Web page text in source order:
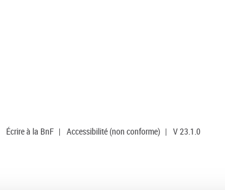
Écrire à la BnF | Accessibilité (non conforme) | V 23.1.0